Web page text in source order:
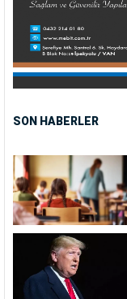
SON HABERLER